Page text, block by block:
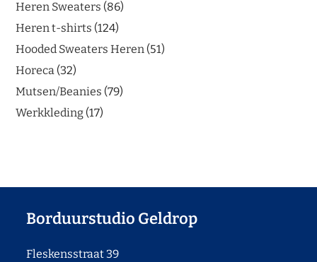
Heren Sweaters 86
Heren t-shirts 124
Hooded Sweaters Heren 51
Horeca 32
Mutsen/Beanies 79
Werkkleding 17
Borduurstudio Geldrop
Fleskensstraat 39